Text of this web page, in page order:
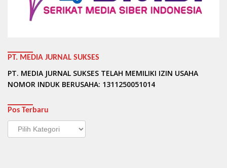
PT. MEDIA JURNAL SUKSES
PT. MEDIA JURNAL SUKSES TELAH MEMILIKI IZIN USAHA
NOMOR INDUK BERUSAHA: 1311250051014
Pos Terbaru
Pos
Terbaru